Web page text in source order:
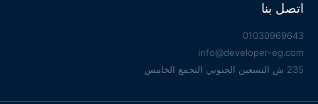
اتصل بنا
01030969643
info@developer-eg.com
235 ش التسعين الجنوبي التجمع الخامس